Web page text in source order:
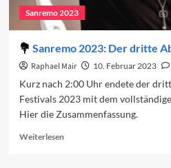
Sanremo 2023
Sanremo 2023: Der dritte
Raphael Mair 10. Februar 2023
Kurz nach 2:00 Uhr endete der
Festivals 2023 mit dem
Hier die Zusammenfassung.
WeiterlesenRead